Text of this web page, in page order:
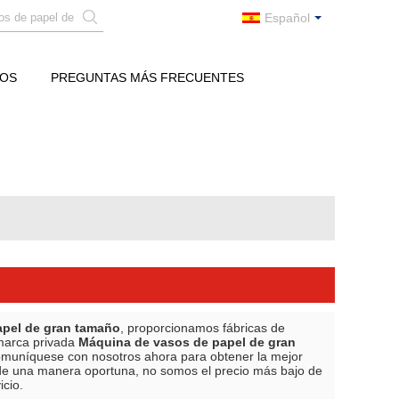
Español
PREGUNTAS MÁS FRECUENTES
de gran tamaño , proporcionamos fábricas de
privada Máquina de vasos de papel de gran
con nosotros ahora para obtener la mejor
una manera oportuna, no somos el precio más bajo de